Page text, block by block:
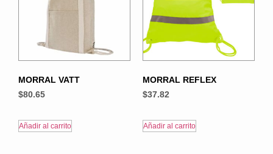
MORRAL VATT
$80.65
Añadir al carrito
MORRAL REFLEX
$37.82
Añadir al carrito